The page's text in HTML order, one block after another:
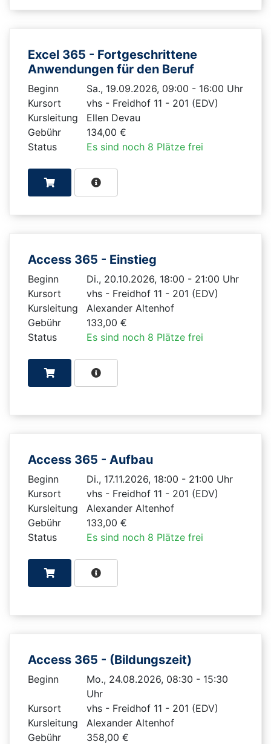
Excel 365 - Fortgeschrittene
Anwendungen für den Beruf
Beginn
Sa., 19.09.2026, 09:00 - 16:00 Uhr
Kursort
vhs - Freidhof 11 - 201 (EDV)
Kursleitung
Ellen Devau
Gebühr
134,00 €
Status
Es sind noch 8 Plätze frei
Access 365 - Einstieg
Beginn
Di., 20.10.2026, 18:00 - 21:00 Uhr
Kursort
vhs - Freidhof 11 - 201 (EDV)
Kursleitung
Alexander Altenhof
Gebühr
133,00 €
Status
Es sind noch 8 Plätze frei
Access 365 - Aufbau
Beginn
Di., 17.11.2026, 18:00 - 21:00 Uhr
Kursort
vhs - Freidhof 11 - 201 (EDV)
Kursleitung
Alexander Altenhof
Gebühr
133,00 €
Status
Es sind noch 8 Plätze frei
Access 365 - (Bildungszeit)
Beginn
Mo., 24.08.2026, 08:30 - 15:30
Uhr
Kursort
vhs - Freidhof 11 - 201 (EDV)
Kursleitung
Alexander Altenhof
Gebühr
358,00 €